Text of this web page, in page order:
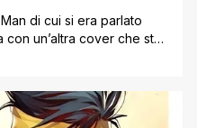
di cui si era parlato
un’altra cover che sta
riprende infatti lo stile
più riconoscibili